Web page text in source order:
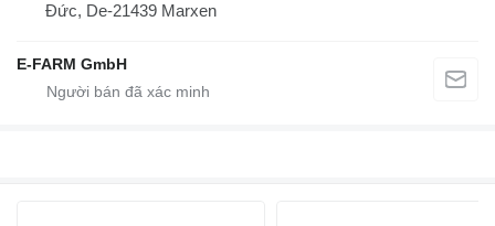
Đức, De-21439 Marxen
E-FARM GmbH